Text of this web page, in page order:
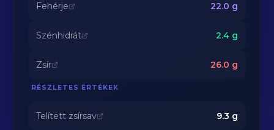
Fehérje 22.0 g
Szénhidrát 2.4g
Zsír 26.0 g
RÉSZLETES ÉRTÉKEK
Telített zsírsav 9.3 g